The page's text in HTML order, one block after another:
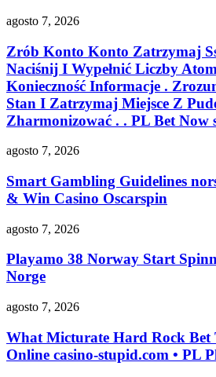
agosto 7, 2026
Zrób Konto Konto Zatrzymaj
Naciśnij I Wypełnić Liczby
Konieczność Informacje .
Stan I Zatrzymaj Miejsce Z
Zharmonizować . . PL Bet Now
agosto 7, 2026
Smart Gambling Guidelines
& Win Casino Oscarspin
agosto 7, 2026
Playamo 38 Norway Start
Norge
agosto 7, 2026
What Micturate Hard Rock Bet
Online casino-stupid.com • PL